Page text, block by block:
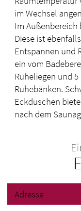
im Wechsel
Im Außenbereich
Diese ist
Entspannen und
ein vom
Ruheliegen und 5
Ruhebänken.
Eckduschen
nach dem
Adresse